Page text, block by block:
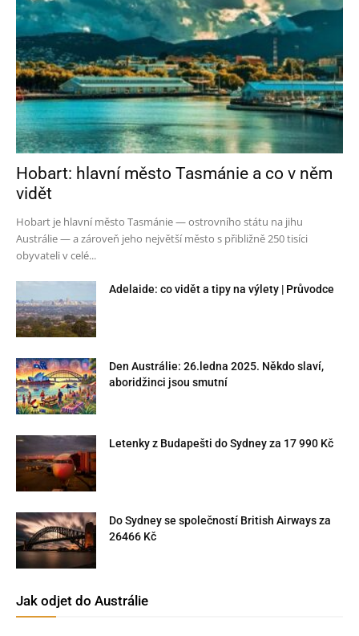
Hobart: hlavní město Tasmánie a co v něm
vidět
Hobart je hlavní město Tasmánie — ostrovního státu na jihu
Austrálie — a zároveň jeho největší město s přibližně 250 tisíci
obyvateli v celé...
Adelaide: co vidět a tipy na výlety | Průvodce
Den Austrálie: 26.ledna 2025. Někdo slaví,
aboridžinci jsou smutní
Letenky z Budapešti do Sydney za 17 990 Kč
Do Sydney se společností British Airways za
26466 Kč
Jak odjet do Austrálie